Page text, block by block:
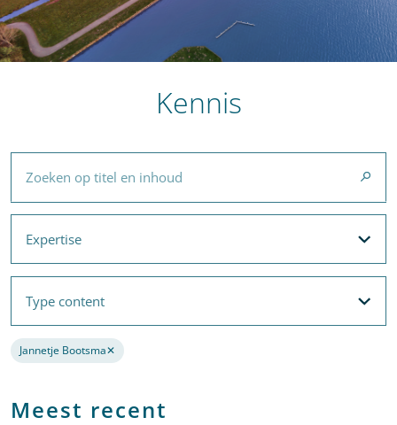
Kennis
Zoeken op titel en inhoud
Expertise
Expertise
Filteropties
Met filters voor
Expertise
en
Thema's
Type content
Type content
Filteropties
Verwijder de filter
Jannetje Bootsma✕
Meest recent